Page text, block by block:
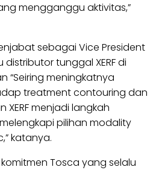
mengganggu aktivitas,”
sebagai Vice President
distributor tunggal XERF di
“Seiring meningkatnya
treatment contouring dan
XERF menjadi langkah
pilihan modality
katanya.
Tosca yang selalu